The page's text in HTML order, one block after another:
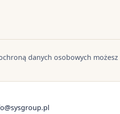
danych osobowych możesz